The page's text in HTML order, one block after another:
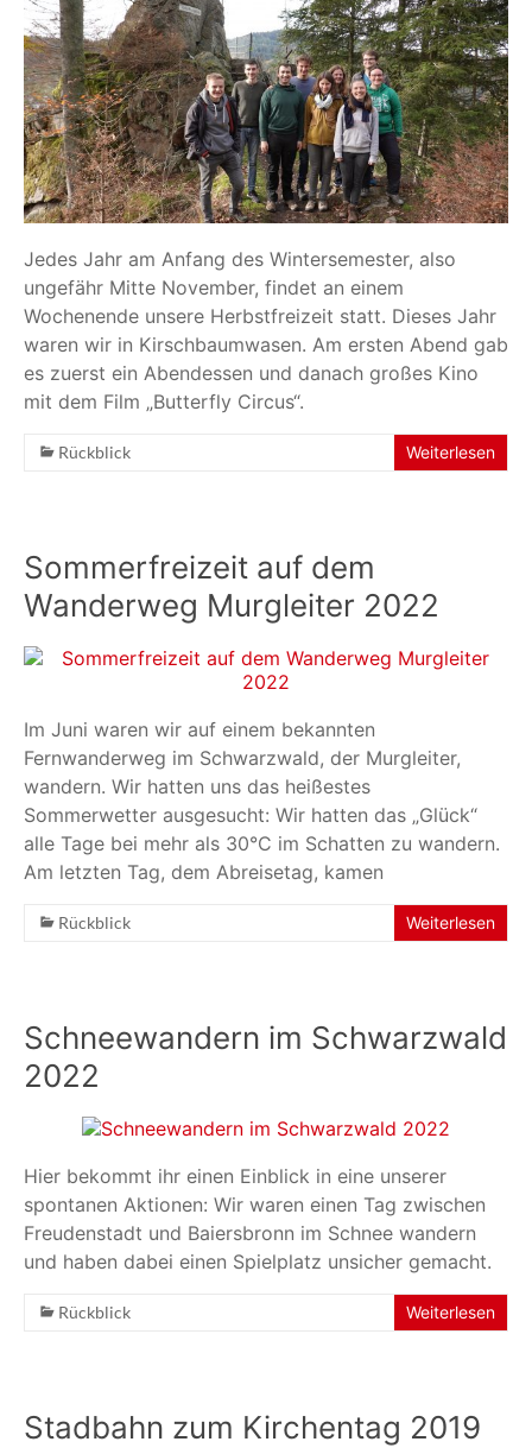
Jedes Jahr am Anfang des Wintersemester, also
ungefähr Mitte November, findet an einem
Wochenende unsere Herbstfreizeit statt. Dieses Jahr
waren wir in Kirschbaumwasen. Am ersten Abend gab
es zuerst ein Abendessen und danach großes Kino
mit dem Film „Butterfly Circus“.
Rückblick Weiterlesen
Sommerfreizeit auf dem
Wanderweg Murgleiter 2022
Im Juni waren wir auf einem bekannten
Fernwanderweg im Schwarzwald, der Murgleiter,
wandern. Wir hatten uns das heißestes
Sommerwetter ausgesucht: Wir hatten das „Glück“
alle Tage bei mehr als 30°C im Schatten zu wandern.
Am letzten Tag, dem Abreisetag, kamen
Rückblick Weiterlesen
Schneewandern im Schwarzwald
2022
Hier bekommt ihr einen Einblick in eine unserer
spontanen Aktionen: Wir waren einen Tag zwischen
Freudenstadt und Baiersbronn im Schnee wandern
und haben dabei einen Spielplatz unsicher gemacht.
Rückblick Weiterlesen
Stadbahn zum Kirchentag 2019